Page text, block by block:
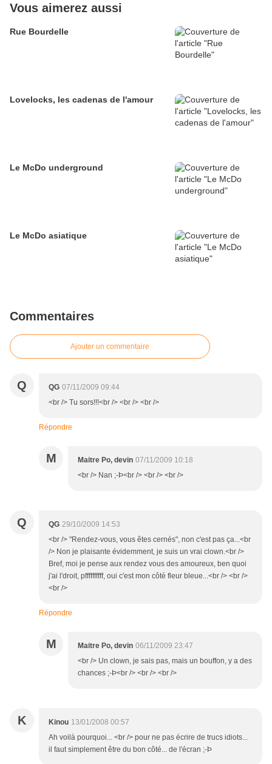
Vous aimerez aussi
Rue Bourdelle
Lovelocks, les cadenas de l'amour
Le McDo underground
Le McDo asiatique
Commentaires
Ajouter un commentaire
Q QG 07/11/2009 09:44
<br /> Tu sors!!!<br /> <br /> <br />
Répondre
M Maitre Po, devin 07/11/2009 10:18
<br /> Nan ;-Þ<br /> <br /> <br />
Q QG 29/10/2009 14:53
<br /> "Rendez-vous, vous êtes cernés", non c'est pas ça...<br
/> Non je plaisante évidemment, je suis un vrai clown.<br />
Bref, moi je pense aux rendez vous des amoureux, ben quoi
j'ai l'droit, pffffffffff, oui c'est mon côté fleur bleue...<br /> <br />
<br />
Répondre
M Maitre Po, devin 06/11/2009 23:47
<br /> Un clown, je sais pas, mais un bouffon, y a des
chances ;-Þ<br /> <br /> <br />
K Kinou 13/01/2008 00:57
Ah voilà pourquoi... <br /> pour ne pas écrire de trucs idiots...
il faut simplement être du bon côté... de l'écran ;-Þ